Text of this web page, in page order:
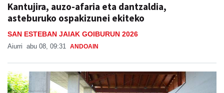
Kantujira, auzo-afaria eta dantzaldia,
asteburuko ospakizunei ekiteko
SAN ESTEBAN JAIAK GOIBURUN 2026
Aiurri abu 08, 09:31 ANDOAIN